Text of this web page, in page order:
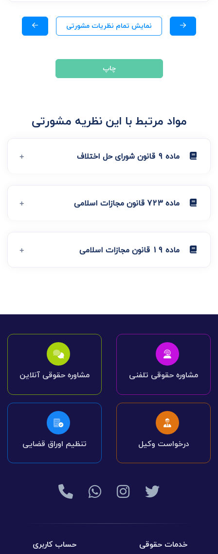
نمایش تمام نظریات مشورتی
چاپ
مواد مرتبط با این نظریه مشورتی
ماده 9 قانون شورای حل اختلاف
ماده 723 قانون مجازات اسلامی
ماده 19 قانون مجازات اسلامی
مشاوره حقوقی تلفنی مشاوره حقوقی آنلاین
درخواست وکیل تنظیم اوراق قضایی
خدمات حقوقی حساب کاربری